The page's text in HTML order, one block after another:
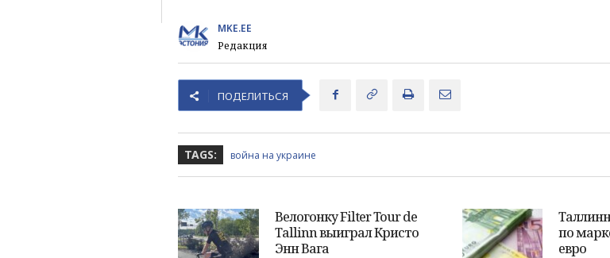
MKE.EE
Редакция
ПОДЕЛИТЬСЯ
TAGS: война на украине
Велогонку Filter Tour de
Tallinn выиграл Кристо
Энн Вага
по
евро